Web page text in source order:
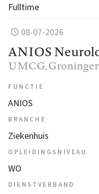
Fulltime
08-07-2026
ANIOS
UMCG,
FUNCTIE
ANIOS
BRANCHE
Ziekenhuis
OPLEIDINGSNIVEAU
WO
DIENSTVERBAND